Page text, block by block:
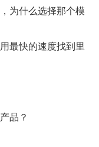
为什么选择那个模
最快的速度找到里
品？